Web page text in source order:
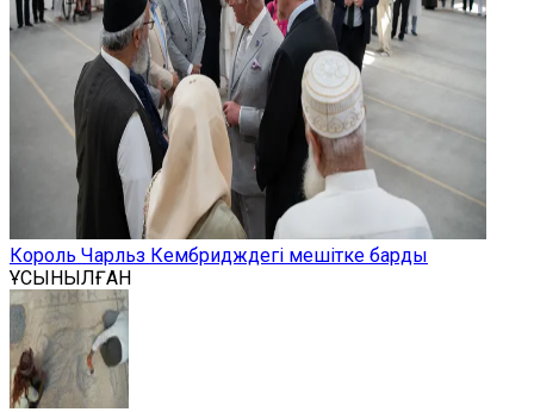
Король Чарльз Кембридждегі мешітке барды
ҰСЫНЫЛҒАН